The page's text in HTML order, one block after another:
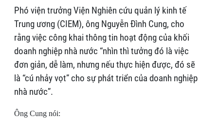
Phó viện trưởng Viện Nghiên cứu quản lý kinh tế
Trung ương (CIEM), ông Nguyễn Đình Cung, cho
rằng việc công khai thông tin hoạt động của khối
doanh nghiệp nhà nước “nhìn thì tưởng đó là việc
đơn giản, dễ làm, nhưng nếu thực hiện được, đó sẽ
là “cú nhảy vọt” cho sự phát triển của doanh nghiệp
nhà nước”.
Ông Cung nói: